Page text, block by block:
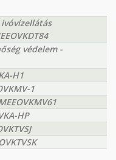
védelem -
H1
1
HP